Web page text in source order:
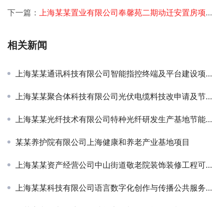
下一篇： 上海某某置业有限公司奉馨苑二期动迁安置房项目申请报告
相关新闻
上海某某通讯科技有限公司智能指控终端及平台建设项目可研-定增
上海某某聚合体科技有限公司光伏电缆料技改申请及节能评估项目签约
上海某某光纤技术有限公司特种光纤研发生产基地节能评估报告
某某养护院有限公司上海健康和养老产业基地项目
上海某某资产经营公司中山街道敬老院装饰装修工程可行性研究报告
上海某某科技有限公司语言数字化创作与传播公共服务平台资金申请报告项目签约